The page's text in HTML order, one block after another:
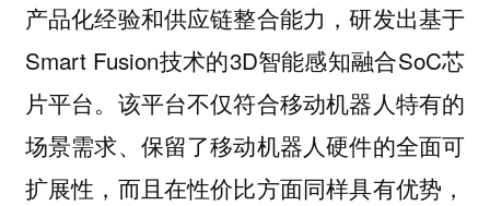
产品化经验和供应链整合能力，研发出基于
Smart Fusion技术的3D智能感知融合SoC芯
片平台。该平台不仅符合移动机器人特有的
场景需求、保留了移动机器人硬件的全面可
扩展性，而且在性价比方面同样具有优势，